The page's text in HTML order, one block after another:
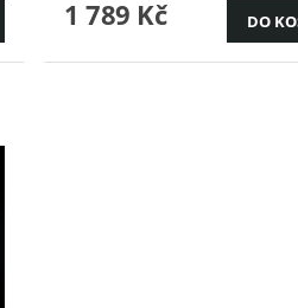
1 789 Kč